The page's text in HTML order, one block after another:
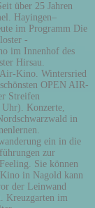
über 25 Jahren
Hayingen–
im Programm Die
-
im Innenhof des
Hirsau.
Kino. Wintersried
OPEN AIR-
Streifen
Konzerte,
in
ein in die
zur
Sie können
in Nagold kann
der Leinwand
Kreuzgarten im